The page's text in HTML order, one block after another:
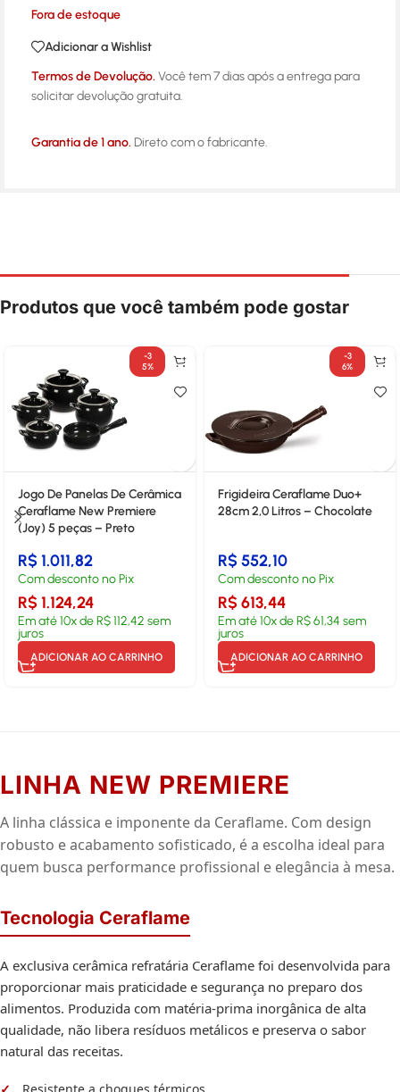
Fora de estoque
Adicionar a Wishlist
Termos de Devolução. Você tem 7 dias após a entrega para
solicitar devolução gratuita.
Garantia de 1 ano. Direto com o fabricante.
Produtos que você também pode gostar
-3
5%
Jogo De Panelas De Cerâmica
Ceraflame New Premiere
(Joy) 5 peças – Preto
R$1.011,82
Com desconto no Pix
R$1.124,24
Em até10x deR$112,42 sem
juros
ADICIONAR AO CARRINHO
-3
6%
Frigideira Ceraflame Duo+
28cm 2,0 Litros – Chocolate
R$552,10
Com desconto no Pix
R$613,44
Em até10x deR$61,34 sem
juros
ADICIONAR AO CARRINHO
LINHA NEW PREMIERE
A linha clássica e imponente da Ceraflame. Com design
robusto e acabamento sofisticado, é a escolha ideal para
quem busca performance profissional e elegância à mesa.
Tecnologia Ceraflame
A exclusiva cerâmica refratária Ceraflame foi desenvolvida para
proporcionar mais praticidade e segurança no preparo dos
alimentos. Produzida com matéria-prima inorgânica de alta
qualidade, não libera resíduos metálicos e preserva o sabor
natural das receitas.